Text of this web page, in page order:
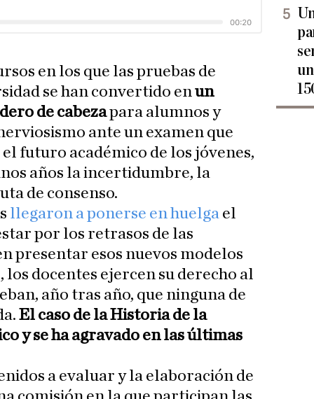
en los que las pruebas de
se han convertido enun
de cabezapara alumnos y
ante un examen que
futuro académico de los jóvenes,
años la incertidumbre, la
de consenso.
llegaron a ponerse en huelga el
por los retrasos de las
presentar esos nuevos modelos
los docentes ejercen su derecho al
año tras año, que ninguna de
El caso de la Historia de la
y se ha agravado en las últimas
a evaluar y la elaboración de